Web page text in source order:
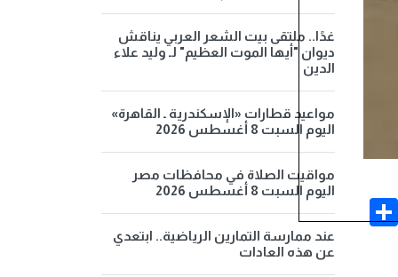
Share
غدًا.. ملتقى بيت الشعر العربي يناقش
ديوان "أيها الموت العظيم" لـ وليد علاء
الدين
مواعيد قطارات «الإسكندرية ـ القاهرة»
اليوم السبت 8 أغسطس 2026
مواقيت الصلاة في محافظات مصر
اليوم السبت 8 أغسطس 2026
عند ممارسة التمارين الرياضية.. ابتعدي
عن هذه العادات